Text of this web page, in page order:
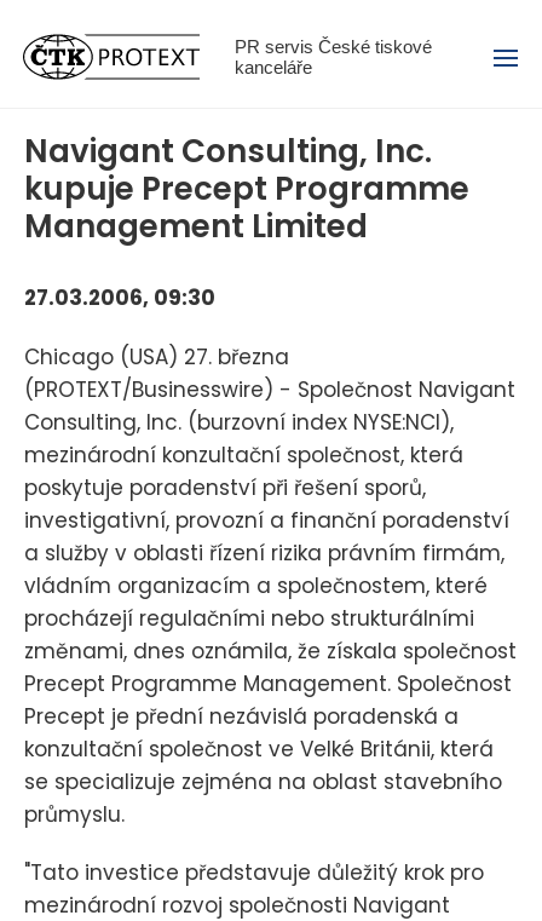
PR servis České tiskové
kanceláře
Menu
Navigant Consulting, Inc.
kupuje Precept Programme
Management Limited
27.03.2006, 09:30
Chicago (USA) 27. března
(PROTEXT/Businesswire) - Společnost Navigant
Consulting, Inc. (burzovní index NYSE:NCI),
mezinárodní konzultační společnost, která
poskytuje poradenství při řešení sporů,
investigativní, provozní a finanční poradenství
a služby v oblasti řízení rizika právním firmám,
vládním organizacím a společnostem, které
procházejí regulačními nebo strukturálními
změnami, dnes oznámila, že získala společnost
Precept Programme Management. Společnost
Precept je přední nezávislá poradenská a
konzultační společnost ve Velké Británii, která
se specializuje zejména na oblast stavebního
průmyslu.
"Tato investice představuje důležitý krok pro
mezinárodní rozvoj společnosti Navigant